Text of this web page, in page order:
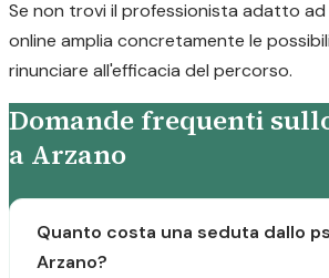
Se non trovi il professionista adatto ad
online amplia concretamente le
rinunciare all'efficacia del percorso.
Domande frequenti
a Arzano
Quanto costa una seduta dallo
Arzano?